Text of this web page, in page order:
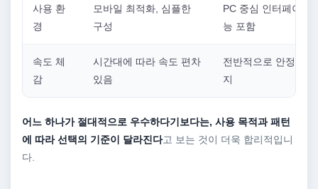
사용 환
경
모바일 최적화, 심플한
구성
PC 중심 인터페이스,
능 포함
속도 체
감
시간대에 따라 속도 편차
있음
전반적으로 안정적인
지
어느 하나가 절대적으로 우수하다기보다는, 사용 목적과 패턴
에 따라 선택의 기준이 달라진다고 보는 것이 더욱 합리적입니
다.